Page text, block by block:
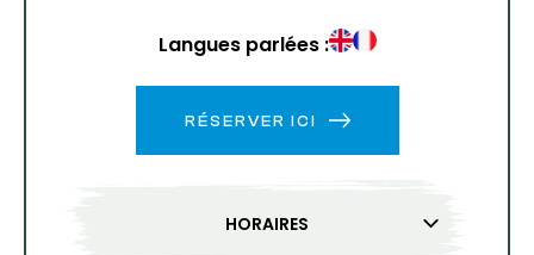
Langues parlées :
RÉSERVER ICI
HORAIRES